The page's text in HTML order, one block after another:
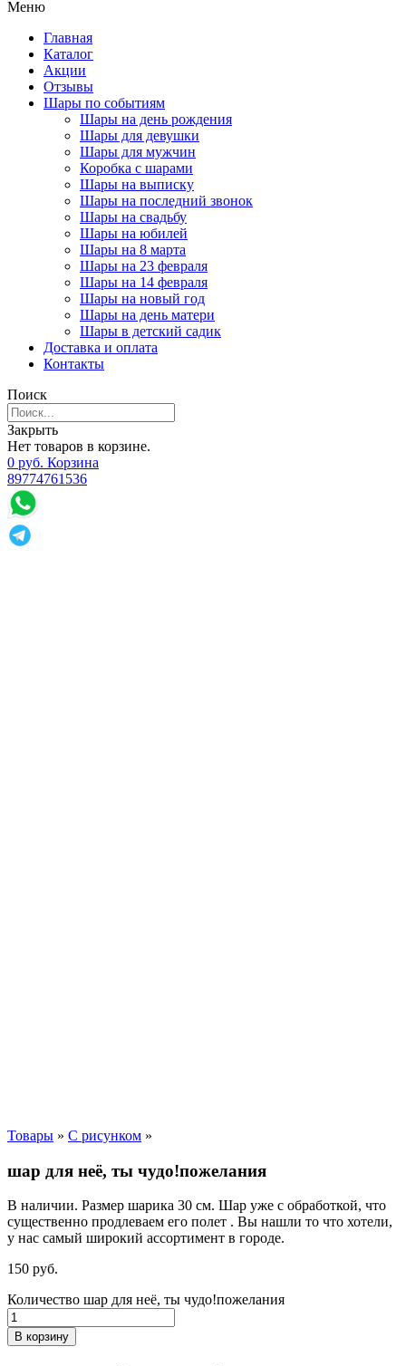
Меню
Главная
Каталог
Акции
Отзывы
Шары по событиям
Шары на день рождения
Шары для девушки
Шары для мужчин
Коробка с шарами
Шары на выписку
Шары на последний звонок
Шары на свадьбу
Шары на юбилей
Шары на 8 марта
Шары на 23 февраля
Шары на 14 февраля
Шары на новый год
Шары на день матери
Шары в детский садик
Доставка и оплата
Контакты
Поиск
Закрыть
Нет товаров в корзине.
0 руб. Корзина
89774761536
Товары » С рисунком »
шар для неё, ты чудо!пожелания
В наличии. Размер шарика 30 см. Шар уже с обработкой, что
существенно продлеваем его полет . Вы нашли то что хотели,
у нас самый широкий ассортимент в городе.
150 руб.
Количество шар для неё, ты чудо!пожелания
В корзину